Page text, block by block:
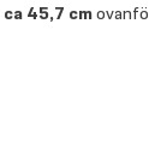
ca 45,7 cm